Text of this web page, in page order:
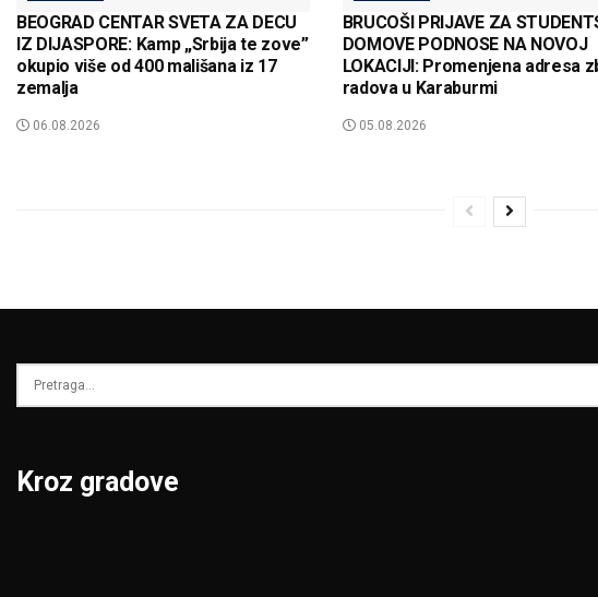
BEOGRAD CENTAR SVETA ZA DECU
IZ DIJASPORE: Kamp „Srbija te zove”
okupio više od 400 mališana iz 17
zemalja
06.08.2026
BRUCOŠI PRIJAVE ZA
DOMOVE PODNOSE NA NOVOJ
LOKACIJI: Promenjena adresa
radova u Karaburmi
05.08.2026
Kroz gradove